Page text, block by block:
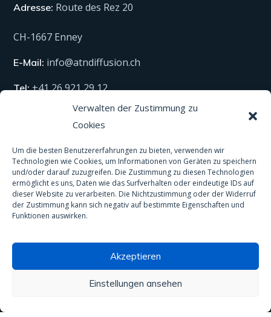
Verwalten der Zustimmung zu
Cookies
Um die besten Benutzererfahrungen zu bieten, verwenden wir
Technologien wie Cookies, um Informationen von Geräten zu speichern
und/oder darauf zuzugreifen. Die Zustimmung zu diesen Technologien
ermöglicht es uns, Daten wie das Surfverhalten oder eindeutige IDs auf
dieser Website zu verarbeiten. Die Nichtzustimmung oder der Widerruf
der Zustimmung kann sich negativ auf bestimmte Eigenschaften und
Funktionen auswirken.
Akzeptieren
Einstellungen ansehen
Adresse: Route des Rez 20
CH-1667 Enney
E-Mail: info@atndiffusion.ch
Tel: +41 26 921 29 12
Technische Produkte
Alle unsere Produkte
Material
Schutzausrüstung
Anti-Rutsch-Behandlung